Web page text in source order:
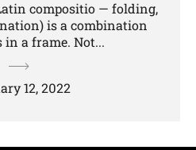
compositio — folding,
is a combination
in a frame. Not...
12, 2022